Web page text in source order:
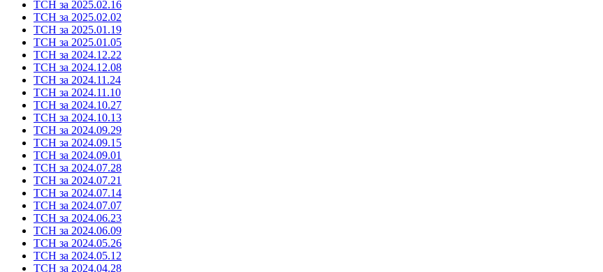
ТСН за 2025.02.16
ТСН за 2025.02.02
ТСН за 2025.01.19
ТСН за 2025.01.05
ТСН за 2024.12.22
ТСН за 2024.12.08
ТСН за 2024.11.24
ТСН за 2024.11.10
ТСН за 2024.10.27
ТСН за 2024.10.13
ТСН за 2024.09.29
ТСН за 2024.09.15
ТСН за 2024.09.01
ТСН за 2024.07.28
ТСН за 2024.07.21
ТСН за 2024.07.14
ТСН за 2024.07.07
ТСН за 2024.06.23
ТСН за 2024.06.09
ТСН за 2024.05.26
ТСН за 2024.05.12
ТСН за 2024.04.28